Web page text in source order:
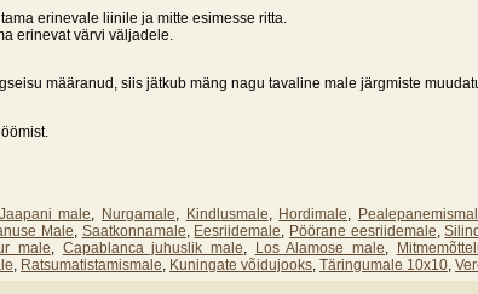
erinevale liinile ja mitte esimesse ritta.
erinevat värvi väljadele.
määranud, siis jätkub mäng nagu tavaline male järgmiste
Jaapani male, Nurgamale, Kindlusmale, Hordimale,
Male, Saatkonnamale, Eesriidemale, Pöörane eesriidemale,
male, Capablanca juhuslik male, Los Alamose male,
, Ratsumatistamismale, Kuningate võidujooks, Täringumale 10x10,